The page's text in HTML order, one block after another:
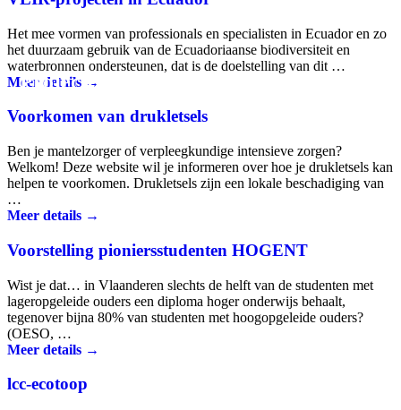
Projecten.
Het mee vormen van professionals en specialisten in Ecuador en zo
het duurzaam gebruik van de Ecuadoriaanse biodiversiteit en
waterbronnen ondersteunen, dat is de doelstelling van dit …
Meer details →
Voorkomen van drukletsels
Ben je mantelzorger of verpleeg­kundige intensieve zorgen?
Welkom! Deze website wil je informeren over hoe je drukletsels kan
helpen te voorkomen. Drukletsels zijn een lokale beschadiging van
…
Meer details →
Voorstelling pioniersstudenten HOGENT
Wist je dat… in Vlaanderen slechts de helft van de studenten met
lageropgeleide ouders een diploma hoger onderwijs behaalt,
tegenover bijna 80% van studenten met hoogopgeleide ouders?
(OESO, …
Meer details →
lcc-ecotoop